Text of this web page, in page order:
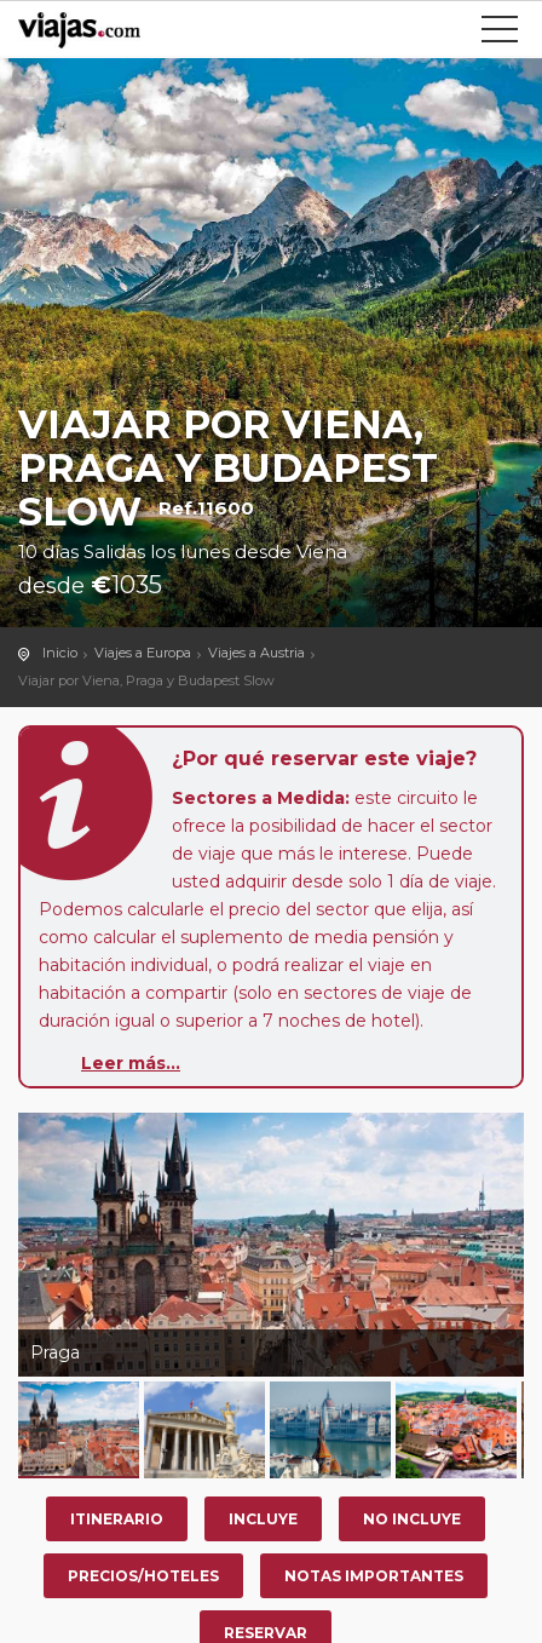
VIAJAR POR VIENA,
PRAGA Y BUDAPEST
SLOW Ref.11600
10 días Salidas los lunes desde Viena
desde€1035
Inicio Viajes a Europa
Viajes a Austria
Viajar por Viena, Praga y Budapest Slow
¿Por qué reservar este viaje?
Sectores a Medida: este circuito le
ofrece la posibilidad de hacer el sector
de viaje que más le interese. Puede
usted adquirir desde solo 1 día de viaje.
Podemos calcularle el precio del sector que elija, así
como calcular el suplemento de media pensión y
habitación individual, o podrá realizar el viaje en
habitación a compartir (solo en sectores de viaje de
duración igual o superior a 7 noches de hotel).
Paradas en Ruta:
su viaje, en la ciudad que desee por período de 1, 3, 4 o
7 noches según circuito y fechas de salida. Es
fundamental que el circuito tenga salida posterior a la
fecha escogida y permita la salida deseada. El
suplemento por parada efectuada es de 40 Euros/52
Dólares por persona. Si la parada se realiza para tomar
otro circuito del mismo proveedor no se abonará este
suplemento.
Pasajero Club:este circuito, en cualquier época del
año, ofrece a los pasajeros que ya hayan viajado con
nosotros en los últimos 3 años y que pertenezcan a
nuestro Club de Pasajeros (cuya obtención se realiza
tras rellenar el cuestionario de satisfacción en "Mi viaje")
o los que estén en luna de miel contarán con un
descuento del 5%.
Leer más...
Praga
ITINERARIO INCLUYE NO INCLUYE
PRECIOS/HOTELES NOTAS IMPORTANTES
RESERVAR